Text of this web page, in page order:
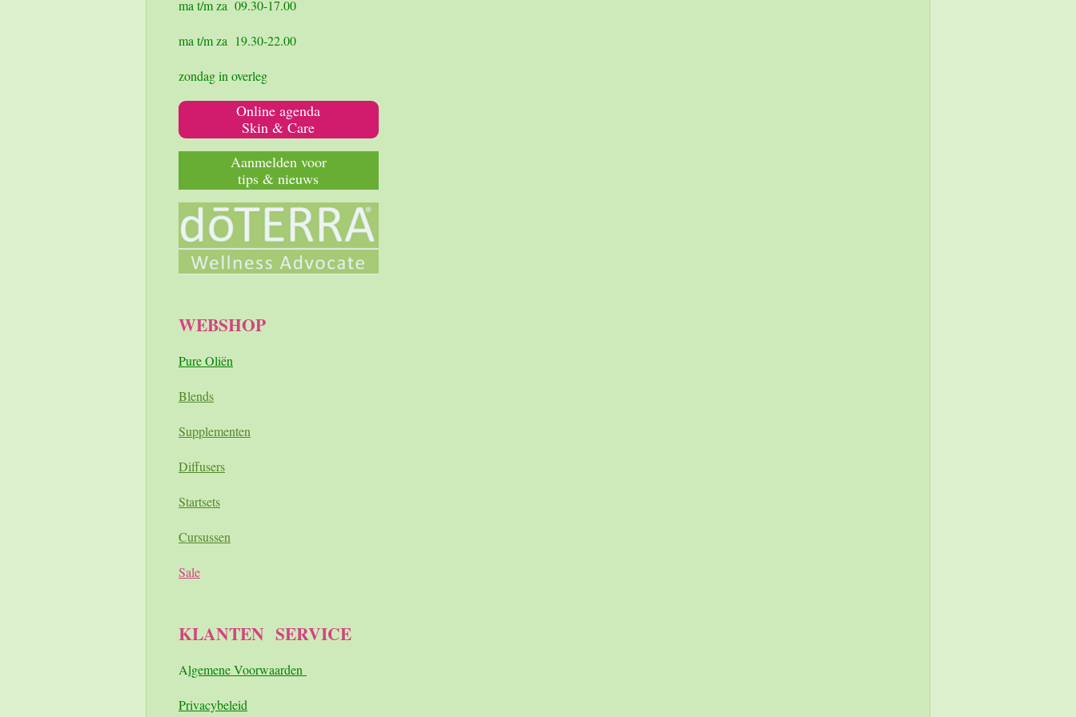
ma t/m za 09.30-17.00
ma t/m za 19.30-22.00
zondag in overleg
Online agenda
Skin & Care
Aanmelden voor
tips & nieuws
WEBSHOP
Pure Oliën
Blends
Supplementen
Diffusers
Startsets
Cursussen
Sale
KLANTEN SERVICE
Algemene Voorwaarden
Privacybeleid